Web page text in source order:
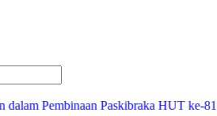
Paskibraka HUT ke-81 RI